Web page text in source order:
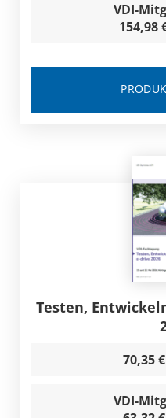
VDI-
154,98
Testen,
70,35 €
VDI-